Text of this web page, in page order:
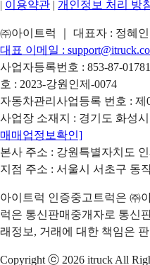
| 이용약관 | 개인정보 처리 방
㈜아이트럭 ｜ 대표자 : 정혜
대표 이메일 :
사업자등록번호 : 853-87-01781
호 : 2023-강원인제-0074
자동차관리사업등록 번호 : 제
사업장 소재지 : 경기도 화성
매매업정보확인]
본사 주소 : 강원특별자치도
지점 주소 : 서울시 서초구 동
아이트럭 인증중고트럭은 ㈜
럭은 통신판매중개자로 통신
래정보, 거래에 대한 책임은
Copyright ⓒ 2026 itruck All